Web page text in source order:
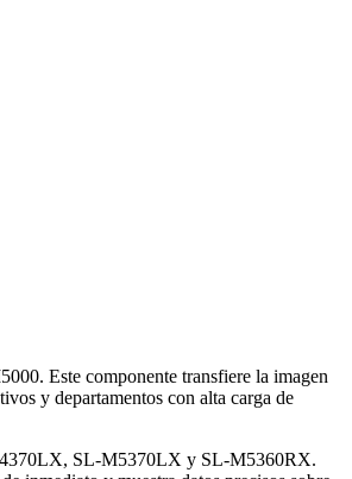
Este componente transfiere la imagen
y departamentos con alta carga de
SL-M5370LX y SL-M5360RX.